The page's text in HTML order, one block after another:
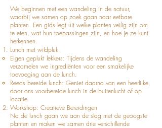
We beginnen met een wandeling in de natuur,
waarbij we samen op zoek gaan naar eetbare
planten. Een gids legt uit welke planten veilig zijn om
te eten, wat hun toepassingen zijn, en hoe je ze kunt
herkennen.
Lunch met wildpluk
Eigen geplukt lekkers: Tijdens de wandeling
verzamelen we ingrediënten voor een smakelijke
toevoeging aan de lunch.
Reeds bereide lunch: Geniet daarna van een heerlijke,
door ons voorbereide lunch in de buitenlucht of op
locatie.
Workshop: Creatieve Bereidingen
Na de lunch gaan we aan de slag met de geoogste
planten en maken we samen drie verschillende